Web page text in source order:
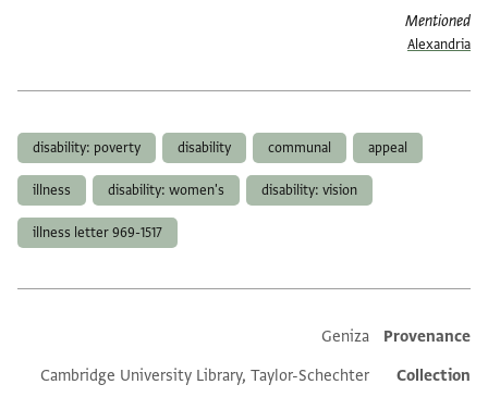
Mentioned
Alexandria
appeal
communal
disability
disability: poverty
disability: vision
disability: women's
illness
illness letter 969-1517
Additional metadata
Provenance
Geniza
Collection
Cambridge University Library, Taylor-Schechter